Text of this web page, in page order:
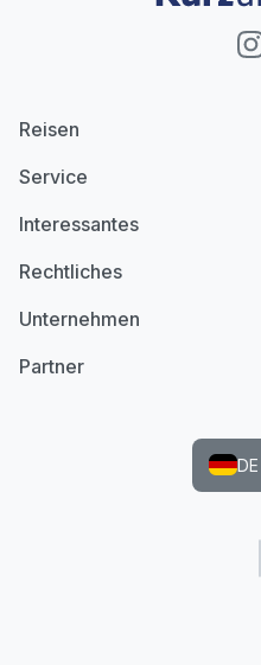
Reisen
Service
Interessantes
Rechtliches
Unternehmen
Partner
DE